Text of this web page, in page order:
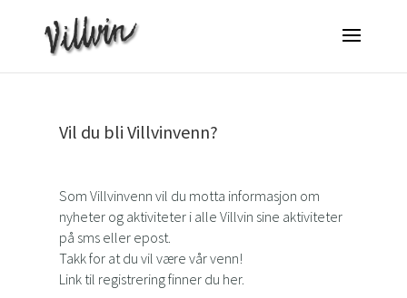
Vil du bli Villvinvenn?
Som Villvinvenn vil du motta informasjon om
nyheter og aktiviteter i alle Villvin sine aktiviteter
på sms eller epost.
Takk for at du vil være vår venn!
Link til registrering finner du her.